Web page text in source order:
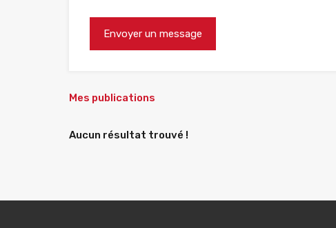
Mes publications
Aucun résultat trouvé !